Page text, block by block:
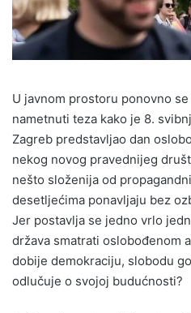
U javnom prostoru ponovno
nametnuti teza kako je 8.
Zagreb predstavljao dan
nekog novog pravednijeg
nešto složenija od
desetljećima ponavljaju bez
Jer postavlja se jedno vrlo
država smatrati oslobođenom
dobije demokraciju, slobodu
odlučuje o svojoj budućnosti?